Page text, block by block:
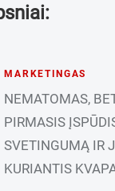
MARKETINGAS
NEMATOMAS,
PIRMASIS
SVETINGUMĄ IR
KURIANTIS